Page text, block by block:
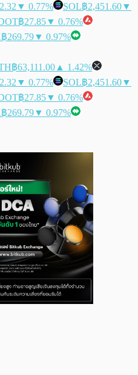
▼ 0.77% SOL฿2,451.60▼
฿27.85▼ 0.76%
฿269.79▼ 0.97%
฿63,111.00 ▲ 1.42%
▼ 0.77% SOL฿2,451.60▼
฿27.85▼ 0.76%
฿269.79▼ 0.97%